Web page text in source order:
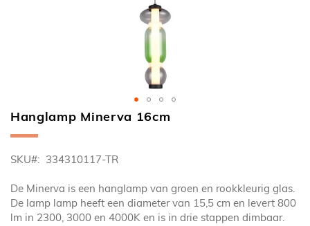
Ga
naar
begin
de
afbeeldingen-
gallerij
Hanglamp Minerva 16cm
SKU 334310117-TR
De Minerva is een hanglamp van groen en rookkleurig glas.
De lamp lamp heeft een diameter van 15,5 cm en levert 800
lm in 2300, 3000 en 4000K en is in drie stappen dimbaar.